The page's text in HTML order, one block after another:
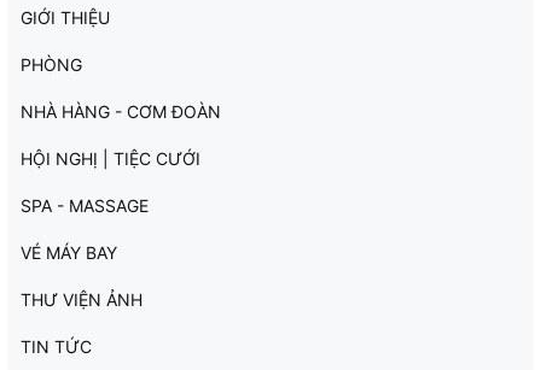
GIỚI THIỆU
PHÒNG
NHÀ HÀNG - CƠM ĐOÀN
HỘI NGHỊ | TIỆC CƯỚI
SPA - MASSAGE
VÉ MÁY BAY
THƯ VIỆN ẢNH
TIN TỨC